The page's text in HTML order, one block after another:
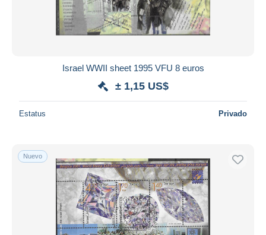
Israel WWII sheet 1995 VFU 8 euros
± 1,15 US$
Estatus Privado
Nuevo